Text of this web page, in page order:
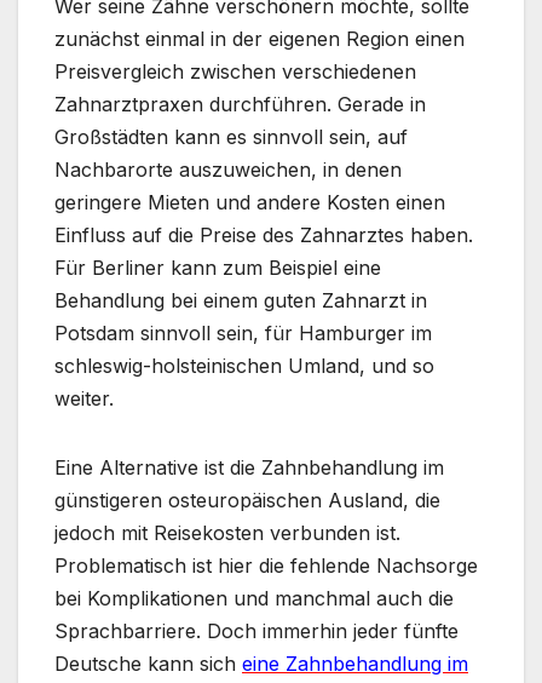
Wer seine Zähne verschönern möchte, sollte
zunächst einmal in der eigenen Region einen
Preisvergleich zwischen verschiedenen
Zahnarztpraxen durchführen. Gerade in
Großstädten kann es sinnvoll sein, auf
Nachbarorte auszuweichen, in denen
geringere Mieten und andere Kosten einen
Einfluss auf die Preise des Zahnarztes haben.
Für Berliner kann zum Beispiel eine
Behandlung bei einem guten Zahnarzt in
Potsdam sinnvoll sein, für Hamburger im
schleswig-holsteinischen Umland, und so
weiter.
Eine Alternative ist die Zahnbehandlung im
günstigeren osteuropäischen Ausland, die
jedoch mit Reisekosten verbunden ist.
Problematisch ist hier die fehlende Nachsorge
bei Komplikationen und manchmal auch die
Sprachbarriere. Doch immerhin jeder fünfte
Deutsche kann sich eine Zahnbehandlung im